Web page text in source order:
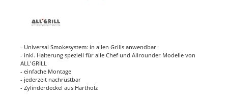
- Universal Smokesystem: in allen Grills anwendbar
- inkl. Halterung speziell für alle Chef und Allrounder Modelle von
ALL'GRILL
- einfache Montage
- jederzeit nachrüstbar
- Zylinderdeckel aus Hartholz